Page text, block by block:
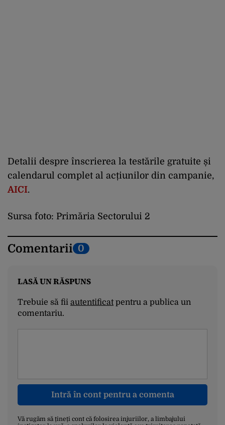
Detalii despre înscrierea la testările gratuite și
calendarul complet al acțiunilor din campanie,
AICI.
Sursa foto: Primăria Sectorului 2
Comentarii 0
LASĂ UN RĂSPUNS
Trebuie să fii autentificatpentru a publica un
comentariu.
Intră în cont pentru a comenta
Vă rugăm să țineți cont că folosirea injuriilor, a limbajului